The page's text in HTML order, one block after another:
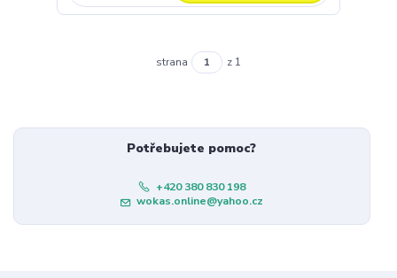
strana z 1
Potřebujete pomoc?
+420 380 830 198
wokas.online@yahoo.cz